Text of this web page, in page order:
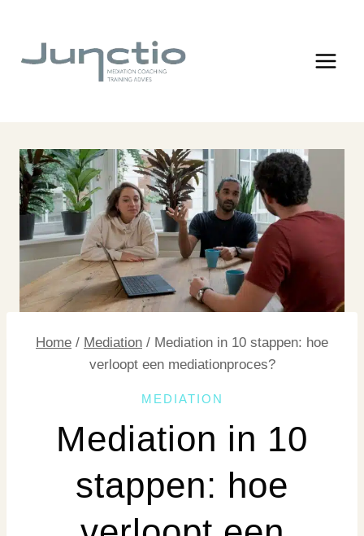
inhoud
Home / Mediation / Mediation in 10 stappen: hoe
verloopt een mediationproces?
MEDIATION
Mediation in 10
stappen: hoe